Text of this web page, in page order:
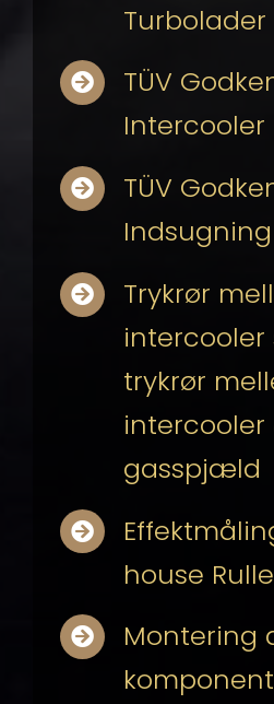
Turbolader
TÜV
Intercooler
TÜV
Indsugning
Trykrør
intercooler
trykrør
intercooler
gasspjæld
house
Montering